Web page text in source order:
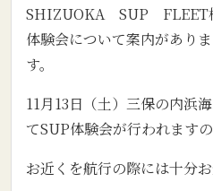
SHIZUOKA SUP FLEET
体験会について案内があり
す。
11月13日（土）三保の内浜
てSUP体験会が行われますの
お近くを航行の際には十分お